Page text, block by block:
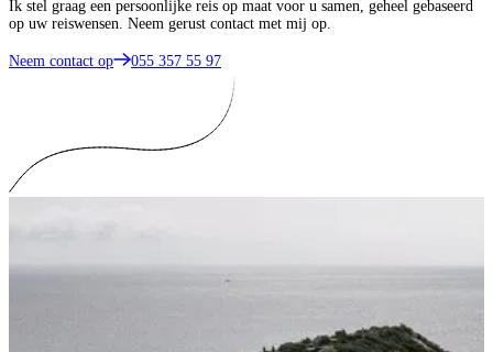
Ik stel graag een persoonlijke reis op maat voor u samen, geheel gebaseerd
op uw reiswensen. Neem gerust contact met mij op.
Neem contact op 055 357 55 97